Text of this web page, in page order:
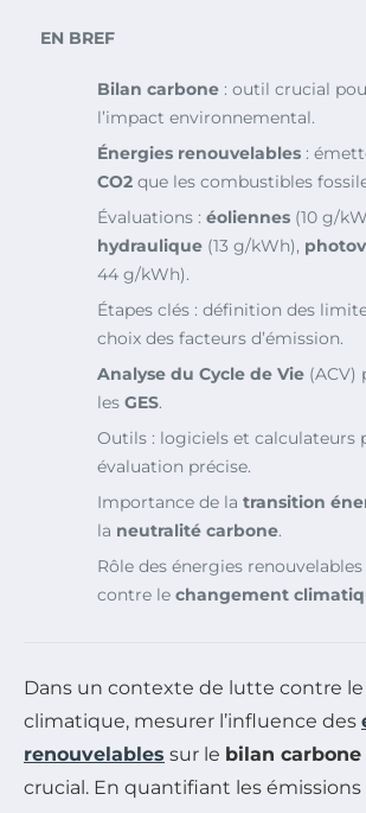
EN BREF
Bilan carbone : outil crucial
l’impact environnemental.
Énergies renouvelables :
CO2 que les combustibles
Évaluations : éoliennes (10 g/
hydraulique (13 g/kWh),
44 g/kWh).
Étapes clés : définition des
choix des facteurs d’émission.
Analyse du Cycle de Vie (ACV)
les GES.
Outils : logiciels et calculateurs
évaluation précise.
Importance de la transition
la neutralité carbone.
Rôle des énergies
contre le changement
Dans un contexte de lutte contre
climatique, mesurer l’influence des
renouvelables sur le bilan carbone
crucial. En quantifiant les émissions